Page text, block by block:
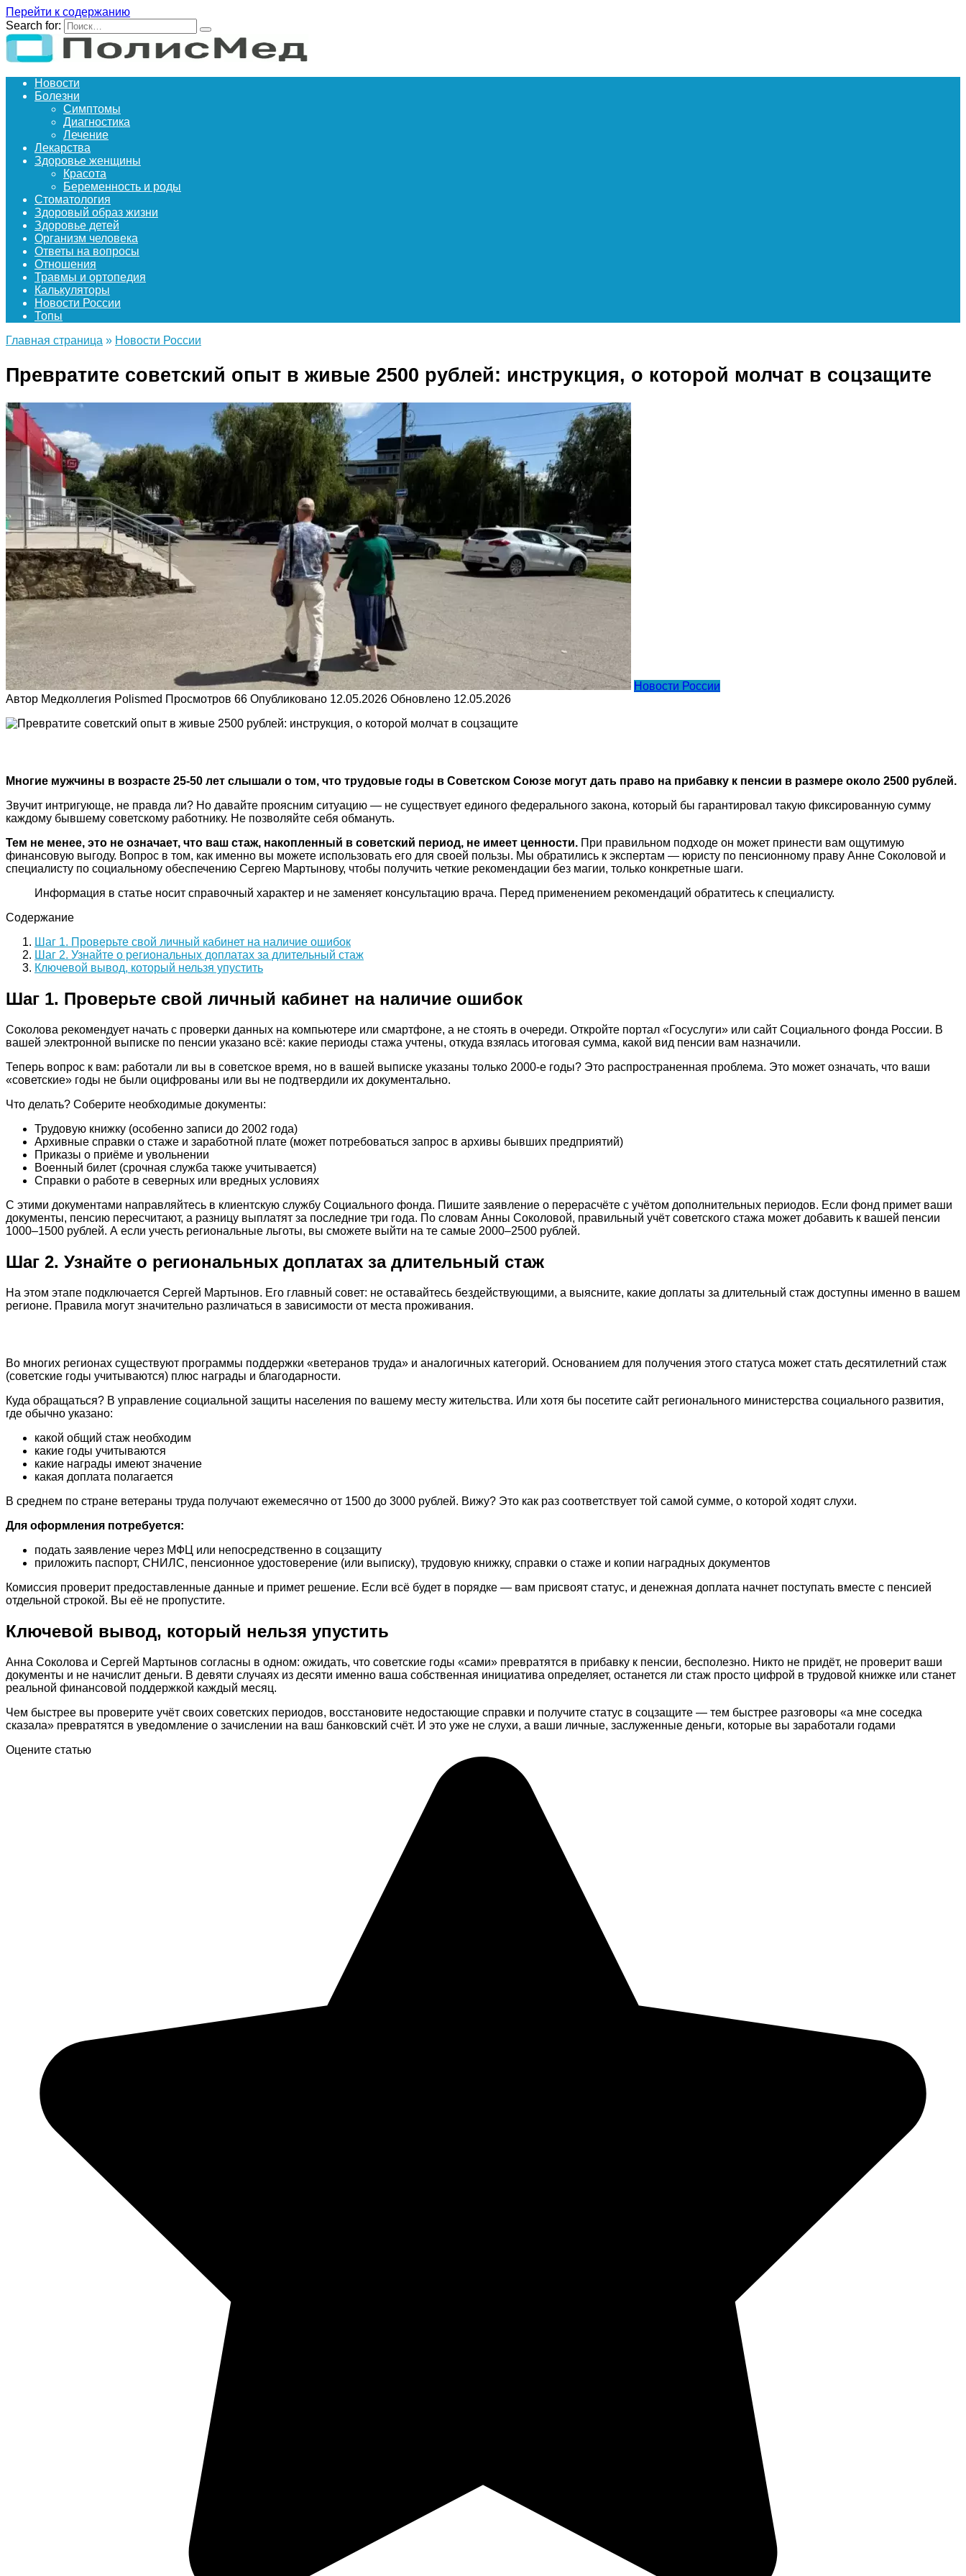
Перейти к содержанию
Search for:
Новости
Болезни
Симптомы
Диагностика
Лечение
Лекарства
Здоровье женщины
Красота
Беременность и роды
Стоматология
Здоровый образ жизни
Здоровье детей
Организм человека
Ответы на вопросы
Отношения
Травмы и ортопедия
Калькуляторы
Новости России
Топы
Главная страница » Новости России
Превратите советский опыт в живые 2500 рублей: инструкция, о которой молчат в соцзащите
Новости России
Автор Медколлегия Polismed Просмотров 66 Опубликовано 12.05.2026 Обновлено 12.05.2026
Многие мужчины в возрасте 25-50 лет слышали о том, что трудовые годы в Советском Союзе могут дать право на прибавку к пенсии в размере около 2500 рублей.
Звучит интригующе, не правда ли? Но давайте проясним ситуацию — не существует единого федерального закона, который бы гарантировал такую фиксированную сумму
каждому бывшему советскому работнику. Не позволяйте себя обмануть.
Тем не менее, это не означает, что ваш стаж, накопленный в советский период, не имеет ценности. При правильном подходе он может принести вам ощутимую
финансовую выгоду. Вопрос в том, как именно вы можете использовать его для своей пользы. Мы обратились к экспертам — юристу по пенсионному праву Анне Соколовой и
специалисту по социальному обеспечению Сергею Мартынову, чтобы получить четкие рекомендации без магии, только конкретные шаги.
Информация в статье носит справочный характер и не заменяет консультацию врача. Перед применением рекомендаций обратитесь к специалисту.
Содержание
Шаг 1. Проверьте свой личный кабинет на наличие ошибок
Шаг 2. Узнайте о региональных доплатах за длительный стаж
Ключевой вывод, который нельзя упустить
Шаг 1. Проверьте свой личный кабинет на наличие ошибок
Соколова рекомендует начать с проверки данных на компьютере или смартфоне, а не стоять в очереди. Откройте портал «Госуслуги» или сайт Социального фонда России. В
вашей электронной выписке по пенсии указано всё: какие периоды стажа учтены, откуда взялась итоговая сумма, какой вид пенсии вам назначили.
Теперь вопрос к вам: работали ли вы в советское время, но в вашей выписке указаны только 2000-е годы? Это распространенная проблема. Это может означать, что ваши
«советские» годы не были оцифрованы или вы не подтвердили их документально.
Что делать? Соберите необходимые документы:
Трудовую книжку (особенно записи до 2002 года)
Архивные справки о стаже и заработной плате (может потребоваться запрос в архивы бывших предприятий)
Приказы о приёме и увольнении
Военный билет (срочная служба также учитывается)
Справки о работе в северных или вредных условиях
С этими документами направляйтесь в клиентскую службу Социального фонда. Пишите заявление о перерасчёте с учётом дополнительных периодов. Если фонд примет ваши
документы, пенсию пересчитают, а разницу выплатят за последние три года. По словам Анны Соколовой, правильный учёт советского стажа может добавить к вашей пенсии
1000–1500 рублей. А если учесть региональные льготы, вы сможете выйти на те самые 2000–2500 рублей.
Шаг 2. Узнайте о региональных доплатах за длительный стаж
На этом этапе подключается Сергей Мартынов. Его главный совет: не оставайтесь бездействующими, а выясните, какие доплаты за длительный стаж доступны именно в вашем
регионе. Правила могут значительно различаться в зависимости от места проживания.
Во многих регионах существуют программы поддержки «ветеранов труда» и аналогичных категорий. Основанием для получения этого статуса может стать десятилетний стаж
(советские годы учитываются) плюс награды и благодарности.
Куда обращаться? В управление социальной защиты населения по вашему месту жительства. Или хотя бы посетите сайт регионального министерства социального развития,
где обычно указано:
какой общий стаж необходим
какие годы учитываются
какие награды имеют значение
какая доплата полагается
В среднем по стране ветераны труда получают ежемесячно от 1500 до 3000 рублей. Вижу? Это как раз соответствует той самой сумме, о которой ходят слухи.
Для оформления потребуется:
подать заявление через МФЦ или непосредственно в соцзащиту
приложить паспорт, СНИЛС, пенсионное удостоверение (или выписку), трудовую книжку, справки о стаже и копии наградных документов
Комиссия проверит предоставленные данные и примет решение. Если всё будет в порядке — вам присвоят статус, и денежная доплата начнет поступать вместе с пенсией
отдельной строкой. Вы её не пропустите.
Ключевой вывод, который нельзя упустить
Анна Соколова и Сергей Мартынов согласны в одном: ожидать, что советские годы «сами» превратятся в прибавку к пенсии, бесполезно. Никто не придёт, не проверит ваши
документы и не начислит деньги. В девяти случаях из десяти именно ваша собственная инициатива определяет, останется ли стаж просто цифрой в трудовой книжке или станет
реальной финансовой поддержкой каждый месяц.
Чем быстрее вы проверите учёт своих советских периодов, восстановите недостающие справки и получите статус в соцзащите — тем быстрее разговоры «а мне соседка
сказала» превратятся в уведомление о зачислении на ваш банковский счёт. И это уже не слухи, а ваши личные, заслуженные деньги, которые вы заработали годами
Оцените статью